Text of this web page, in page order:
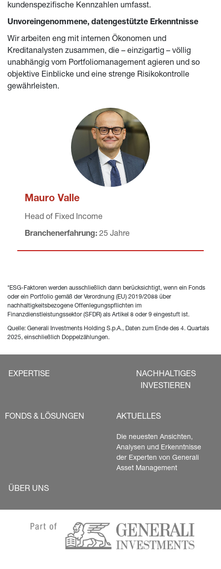
kundenspezifische Kennzahlen umfasst.
Unvoreingenommene, datengestützte Erkenntnisse
Wir arbeiten eng mit internen Ökonomen und
Kreditanalysten zusammen, die – einzigartig – völlig
unabhängig vom Portfoliomanagement agieren und so
objektive Einblicke und eine strenge Risikokontrolle
gewährleisten.
Mauro Valle
Head of Fixed Income
Branchenerfahrung: 25 Jahre
*ESG-Faktoren werden ausschließlich dann berücksichtigt, wenn ein Fonds
oder ein Portfolio gemäß der Verordnung (EU) 2019/2088 über
nachhaltigkeitsbezogene Offenlegungspflichten im
Finanzdienstleistungssektor (SFDR) als Artikel 8 oder 9 eingestuft ist.
Quelle: Generali Investments Holding S.p.A., Daten zum Ende des 4. Quartals
2025, einschließlich Doppelzählungen.
EXPERTISE
NACHHALTIGES
INVESTIEREN
FONDS & LÖSUNGEN AKTUELLES
Die neuesten Ansichten,
Analysen und Erkenntnisse
der Experten von Generali
Asset Management
ÜBER UNS